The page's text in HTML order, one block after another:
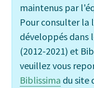
maintenus par
Pour consulter la
développés dans
(2012-2021) et
veuillez vous
Biblissima du site